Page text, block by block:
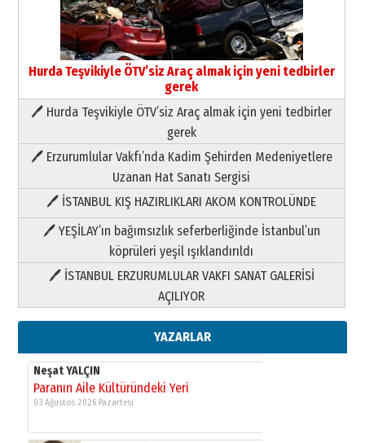
Hurda Teşvikiyle ÖTV’siz Araç almak için yeni tedbirler
gerek
🖊 Hurda Teşvikiyle ÖTV’siz Araç almak için yeni tedbirler
gerek
🖊 Erzurumlular Vakfı’nda Kadim Şehirden Medeniyetlere
Uzanan Hat Sanatı Sergisi
🖊 İSTANBUL KIŞ HAZIRLIKLARI AKOM KONTROLÜNDE
🖊 YEŞİLAY’ın bağımsızlık seferberliğinde İstanbul’un
köprüleri yeşil ışıklandırıldı
🖊 İSTANBUL ERZURUMLULAR VAKFI SANAT GALERİSİ
AÇILIYOR
YAZARLAR
Paranın Aile Kültüründeki Yeri
03 Ağustos 2026 Pazartesi
Yıldırım Gündoğdu
HAVVA’NIN ÜÇ KIZI
09 Temmuz 2026 Perşembe
Yusuf POLAT
Şampiyonluk Sebahattin Şirin’e
11 Mayıs 2026 Pazartesi
Neşat YALÇIN
Paranın Aile Kültüründeki Yeri
03 Ağustos 2026 Pazartesi